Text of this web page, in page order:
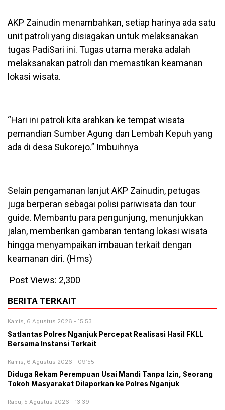
AKP Zainudin menambahkan, setiap harinya ada satu
unit patroli yang disiagakan untuk melaksanakan
tugas PadiSari ini. Tugas utama meraka adalah
melaksanakan patroli dan memastikan keamanan
lokasi wisata.
“Hari ini patroli kita arahkan ke tempat wisata
pemandian Sumber Agung dan Lembah Kepuh yang
ada di desa Sukorejo.” Imbuihnya
Selain pengamanan lanjut AKP Zainudin, petugas
juga berperan sebagai polisi pariwisata dan tour
guide. Membantu para pengunjung, menunjukkan
jalan, memberikan gambaran tentang lokasi wisata
hingga menyampaikan imbauan terkait dengan
keamanan diri. (Hms)
Post Views: 2,300
BERITA TERKAIT
Kamis, 6 Agustus 2026 - 15:53
Satlantas Polres Nganjuk Percepat Realisasi Hasil FKLL
Bersama Instansi Terkait
Kamis, 6 Agustus 2026 - 09:55
Diduga Rekam Perempuan Usai Mandi Tanpa Izin, Seorang
Tokoh Masyarakat Dilaporkan ke Polres Nganjuk
Rabu, 5 Agustus 2026 - 13:39